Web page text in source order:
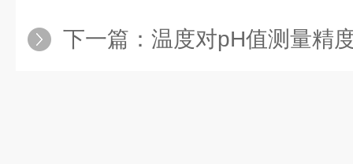
下一篇： 温度对pH值测量精